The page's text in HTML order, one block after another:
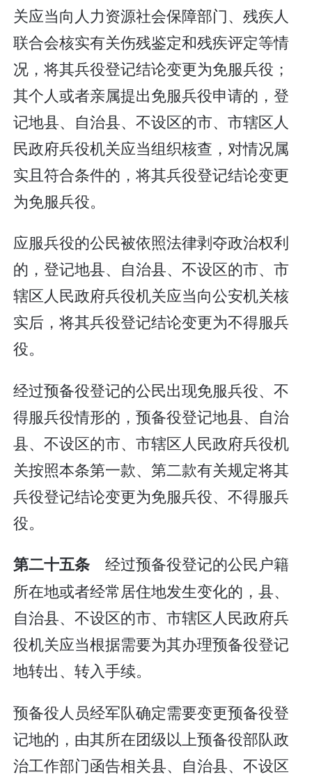
关应当向人力资源社会保障部门、残疾人
联合会核实有关伤残鉴定和残疾评定等情
况，将其兵役登记结论变更为免服兵役；
其个人或者亲属提出免服兵役申请的，登
记地县、自治县、不设区的市、市辖区人
民政府兵役机关应当组织核查，对情况属
实且符合条件的，将其兵役登记结论变更
为免服兵役。
应服兵役的公民被依照法律剥夺政治权利
的，登记地县、自治县、不设区的市、市
辖区人民政府兵役机关应当向公安机关核
实后，将其兵役登记结论变更为不得服兵
役。
经过预备役登记的公民出现免服兵役、不
得服兵役情形的，预备役登记地县、自治
县、不设区的市、市辖区人民政府兵役机
关按照本条第一款、第二款有关规定将其
兵役登记结论变更为免服兵役、不得服兵
役。
第二十五条经过预备役登记的公民户籍
所在地或者经常居住地发生变化的，县、
自治县、不设区的市、市辖区人民政府兵
役机关应当根据需要为其办理预备役登记
地转出、转入手续。
预备役人员经军队确定需要变更预备役登
记地的，由其所在团级以上预备役部队政
治工作部门函告相关县、自治县、不设区